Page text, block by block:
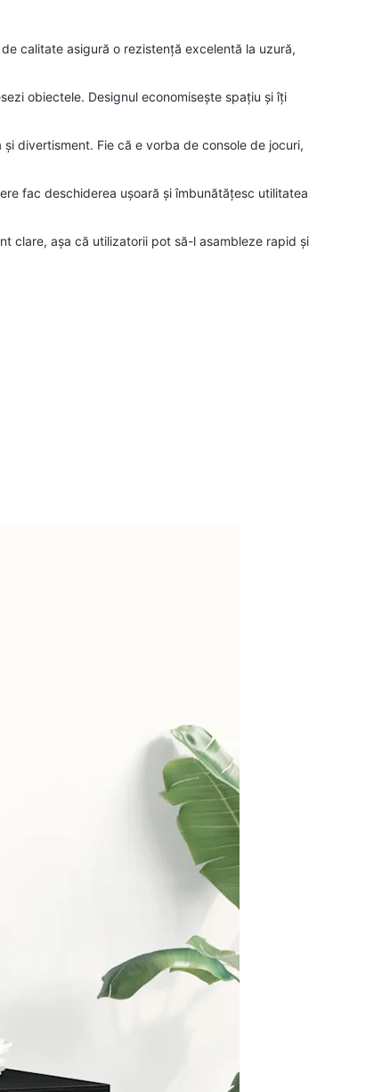
calitate asigură o rezistență excelentă la uzură,
obiectele. Designul economisește spațiu și îți
divertisment. Fie că e vorba de console de jocuri,
fac deschiderea ușoară și îmbunătățesc utilitatea
clare, așa că utilizatorii pot să-l asambleze rapid și